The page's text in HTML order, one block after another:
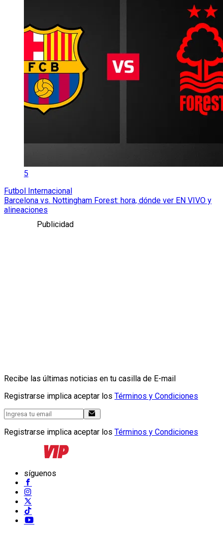
5
Futbol Internacional
Barcelona vs. Nottingham Forest: hora, dónde ver EN VIVO y
alineaciones
Publicidad
Recibe las últimas noticias en tu casilla de E-mail
Registrarse implica aceptar los Términos y Condiciones
Registrarse implica aceptar los Términos y Condiciones
síguenos